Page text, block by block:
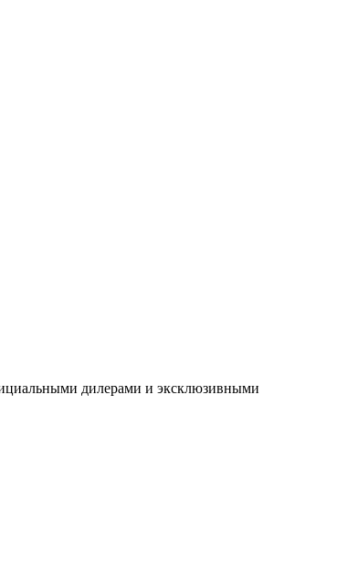
дилерами и эксклюзивными